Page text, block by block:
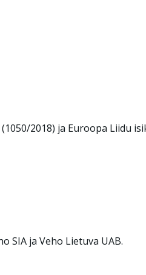
2018) ja Euroopa Liidu
SIA ja Veho Lietuva UAB.